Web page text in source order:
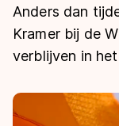
Langebaan
Shorttrack
Kunstschaatsen
Uitslagen
Langebaan
Marathon
Tijden &
Ranglijsten
De weg op
Anders dan
Kramer bij de
verblijven in